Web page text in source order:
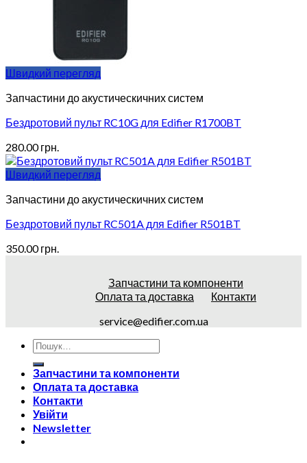
Швидкий перегляд
Запчастини до акустическичних систем
Бездротовий пульт RC10G для Edifier R1700BT
280.00грн.
Швидкий перегляд
Запчастини до акустическичних систем
Бездротовий пульт RC501A для Edifier R501BT
350.00грн.
Запчастини та компоненти
Оплата та доставка
Контакти
service@edifier.com.ua
Запчастини та компоненти
Оплата та доставка
Контакти
Увійти
Newsletter